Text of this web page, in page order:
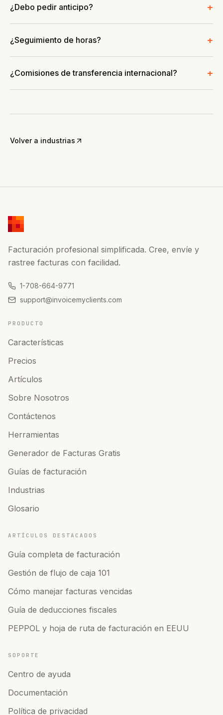
¿Debo pedir anticipo? +
¿Seguimiento de horas? +
¿Comisiones de transferencia internacional? +
Volver a industrias
Facturación profesional simplificada. Cree, envíe y
rastree facturas con facilidad.
1-708-664-9771
support@invoicemyclients.com
PRODUCTO
Características
Precios
Artículos
Sobre Nosotros
Contáctenos
Herramientas
Generador de Facturas Gratis
Guías de facturación
Industrias
Glosario
ARTÍCULOS DESTACADOS
Guía completa de facturación
Gestión de flujo de caja 101
Cómo manejar facturas vencidas
Guía de deducciones fiscales
PEPPOL y hoja de ruta de facturación en EEUU
SOPORTE
Centro de ayuda
Documentación
Política de privacidad